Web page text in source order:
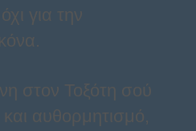
για την
στον Τοξότη σού
αυθορμητισμό,